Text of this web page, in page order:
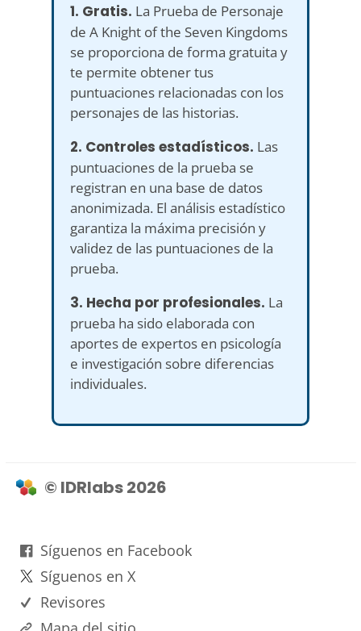
1. Gratis. La Prueba de Personaje
de A Knight of the Seven Kingdoms
se proporciona de forma gratuita y
te permite obtener tus
puntuaciones relacionadas con los
personajes de las historias.
2. Controles estadísticos. Las
puntuaciones de la prueba se
registran en una base de datos
anonimizada. El análisis estadístico
garantiza la máxima precisión y
validez de las puntuaciones de la
prueba.
3. Hecha por profesionales. La
prueba ha sido elaborada con
aportes de expertos en psicología
e investigación sobre diferencias
individuales.
© IDRlabs 2026
Síguenos en Facebook
Síguenos en X
Revisores